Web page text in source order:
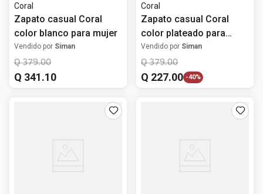
Coral
Zapato casual Coral
color blanco para mujer
Vendido por Siman
Q 379.00
Q 341.10
Coral
Zapato casual Coral
color plateado para
mujer
Vendido por Siman
Q 379.00
Q 227.00 -40%